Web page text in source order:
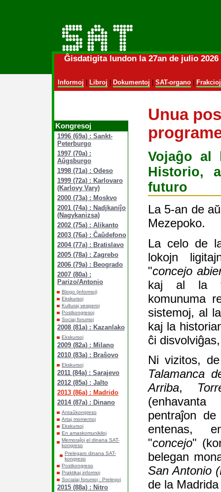
Ĝisdatigita lundon la 27an de julio
Informoj Libroj Dokumentoj SAT-organo| Frakcioj
Kongresoj
1996 (69a) : Sankt-
Peterburgo
1997 (70a) :
Aŭgsburgo
1998 (71a) : Odeso
1999 (72a) : Karlovaro
(Karlovy Vary)
2000 (73a) : Moskvo
2001 (74a) : Nadjkaniĵo
(Nagykanizsa)
2002 (75a) : Alikanto
2003 (76a) : Ĉaŭdefono
2004 (77a) : Bratislavo
2005 (78a) : Zagrebo
2006 (79a) : Beogrado
2007 (80a) :
Parizo/Antonio
Blogo (informoj)
Ekskursoj
Kulturaj vesperoj
Postkongresoj
Sociaj forumoj
2008 (81a) : Kazanlako
Ekskursoj
2009 (82a) : Milano
2010 (83a) : Braŝovo
Ekskursoj
2011 (84a) : Sarajevo
2012 (85a) : Jalto
2013 (86a) : Madrido
2014 (87a) : Dinano
Antaŭkongreso
Artaj momentoj
Ekskursoj
En amaskomunikiloj
Memoraĵoj el dinana SAT-
kongreso
Prelegaro dinana SAT-
kongreso
Postkongreso
Praktikaj informoj
Socialaj forumoj : Prelegoj
2015 (88a) : Nitro
Unua
Vojaĝo al
Historio,
futuro
La 5-an de
Mezepoko.
La celo de
lokojn
"concejo
kaj al la
komunuma
sistemoj, al
kaj la
ĉi
Ni vizitos,
Talamanca
Arriba,
(enhavanta
pentraĵon
entenas,
"concejo"
belegan
San Antonio
de la